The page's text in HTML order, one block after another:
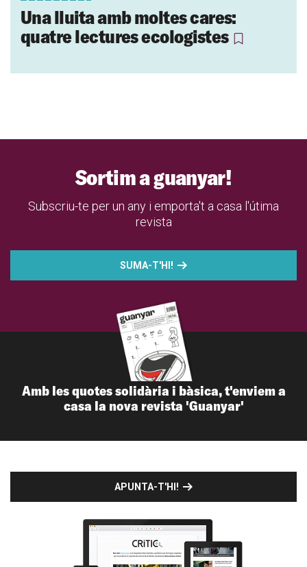
Una lluita amb moltes cares:
quatre lectures ecologistes
Sortim a guanyar!
Subscriu-te per un any i emporta't a casa l'útima
revista
SUMA-T'HI!
Amb les quotes solidària i bàsica, t'enviem a
casa la nova revista 'Guanyar'
APUNTA-T'HI!